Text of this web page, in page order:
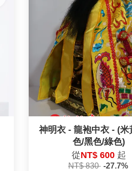
神明衣 - 龍袍中衣 - (米
色/黑色/綠色)
從NT$ 600 起
NT$ 830 -27.7%